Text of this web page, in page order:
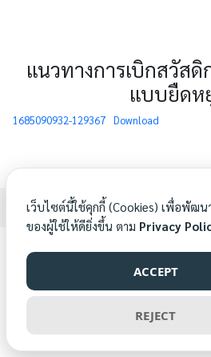
แนวทางการเบิกสวัส
แบบยืดห
1685090932-129367 Download
©2026
เว็บไซต์นี้ใช้คุกกี้ (Cookies) เพื่อพัฒ
ของผู้ใช้ให้ดียิ่งขึ้น ตาม Privacy
ACCEPT
REJECT